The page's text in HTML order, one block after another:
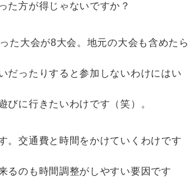
た方が得じゃないですか？
た大会が8大会。地元の大会も含めたら
だったりすると参加しないわけにはい
に行きたいわけです（笑）。
。交通費と時間をかけていくわけです
るのも時間調整がしやすい要因です